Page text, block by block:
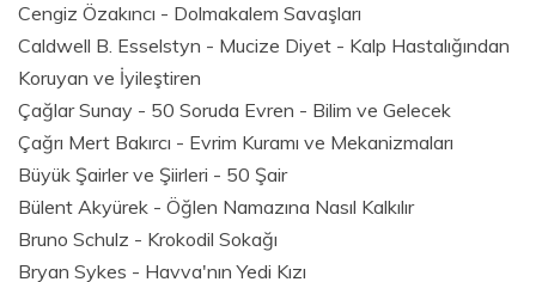
Cengiz Özakıncı - Dolmakalem Savaşları
Caldwell B. Esselstyn - Mucize Diyet - Kalp Hastalığından
Koruyan ve İyileştiren
Çağlar Sunay - 50 Soruda Evren - Bilim ve Gelecek
Çağrı Mert Bakırcı - Evrim Kuramı ve Mekanizmaları
Büyük Şairler ve Şiirleri - 50 Şair
Bülent Akyürek - Öğlen Namazına Nasıl Kalkılır
Bruno Schulz - Krokodil Sokağı
Bryan Sykes - Havva'nın Yedi Kızı